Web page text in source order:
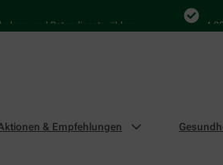
Botendienst wählen 4.000 Mal
& Empfehlungen